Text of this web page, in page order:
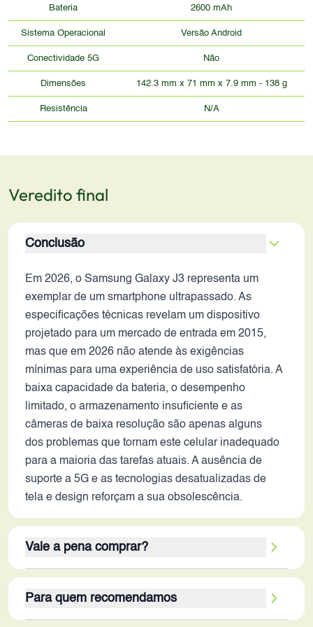
Bateria 2600 mAh
Sistema Operacional Versão Android
Conectividade 5G Não
Dimensões 142.3 mm x 71 mm x 7.9 mm - 138 g
Resistência N/A
Veredito final
Conclusão
Em 2026, o Samsung Galaxy J3 representa um
exemplar de um smartphone ultrapassado. As
especificações técnicas revelam um dispositivo
projetado para um mercado de entrada em 2015,
mas que em 2026 não atende às exigências
mínimas para uma experiência de uso satisfatória. A
baixa capacidade da bateria, o desempenho
limitado, o armazenamento insuficiente e as
câmeras de baixa resolução são apenas alguns
dos problemas que tornam este celular inadequado
para a maioria das tarefas atuais. A ausência de
suporte a 5G e as tecnologias desatualizadas de
tela e design reforçam a sua obsolescência.
Vale a pena comprar?
2026, a menos que o uso seja extremamente
limitado a tarefas básicas e sem exigências. Seus
Para quem recomendamos